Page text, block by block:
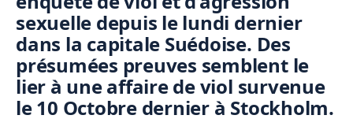
sexuelle depuis le lundi dernier
dans la capitale Suédoise. Des
présumées preuves semblent le
lier à une affaire de viol survenue
le 10 Octobre dernier à Stockholm.